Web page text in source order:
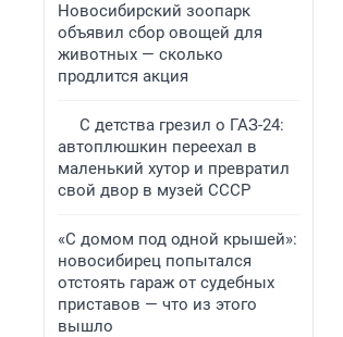
Новосибирский зоопарк
объявил сбор овощей для
животных — сколько
продлится акция
С детства грезил о ГАЗ-24:
автоплюшкин переехал в
маленький хутор и превратил
свой двор в музей СССР
«С домом под одной крышей»:
новосибирец попытался
отстоять гараж от судебных
приставов — что из этого
вышло